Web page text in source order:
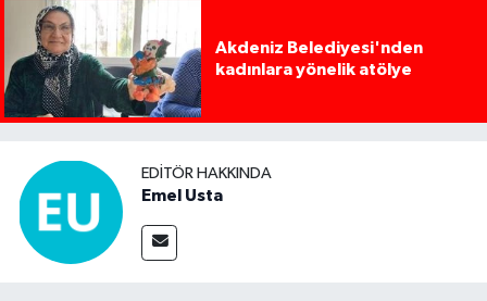
Akdeniz Belediyesi'nden
kadınlara yönelik atölye
EDITÖR HAKKINDA
Emel Usta